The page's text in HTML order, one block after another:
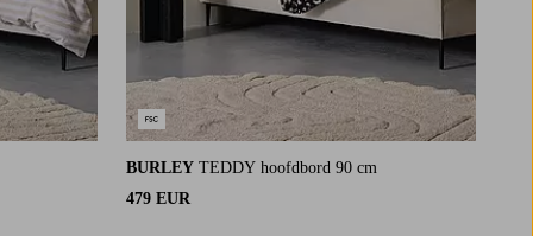
BURLEY TEDDY hoofdbord 90 cm
479 EUR